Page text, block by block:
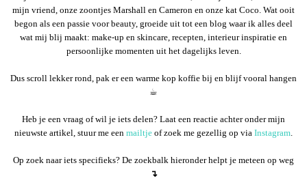
mijn vriend, onze zoontjes Marshall en Cameron en onze kat Coco. Wat ooit
begon als een passie voor beauty, groeide uit tot een blog waar ik alles deel
wat mij blij maakt: make-up en skincare, recepten, interieur inspiratie en
persoonlijke momenten uit het dagelijks leven.
Dus scroll lekker rond, pak er een warme kop koffie bij en blijf vooral hangen
☕︎
Heb je een vraag of wil je iets delen? Laat een reactie achter onder mijn
nieuwste artikel, stuur me een mailtje of zoek me gezellig op via Instagram
Op zoek naar iets specifieks? De zoekbalk hieronder helpt je meteen op weg
↴